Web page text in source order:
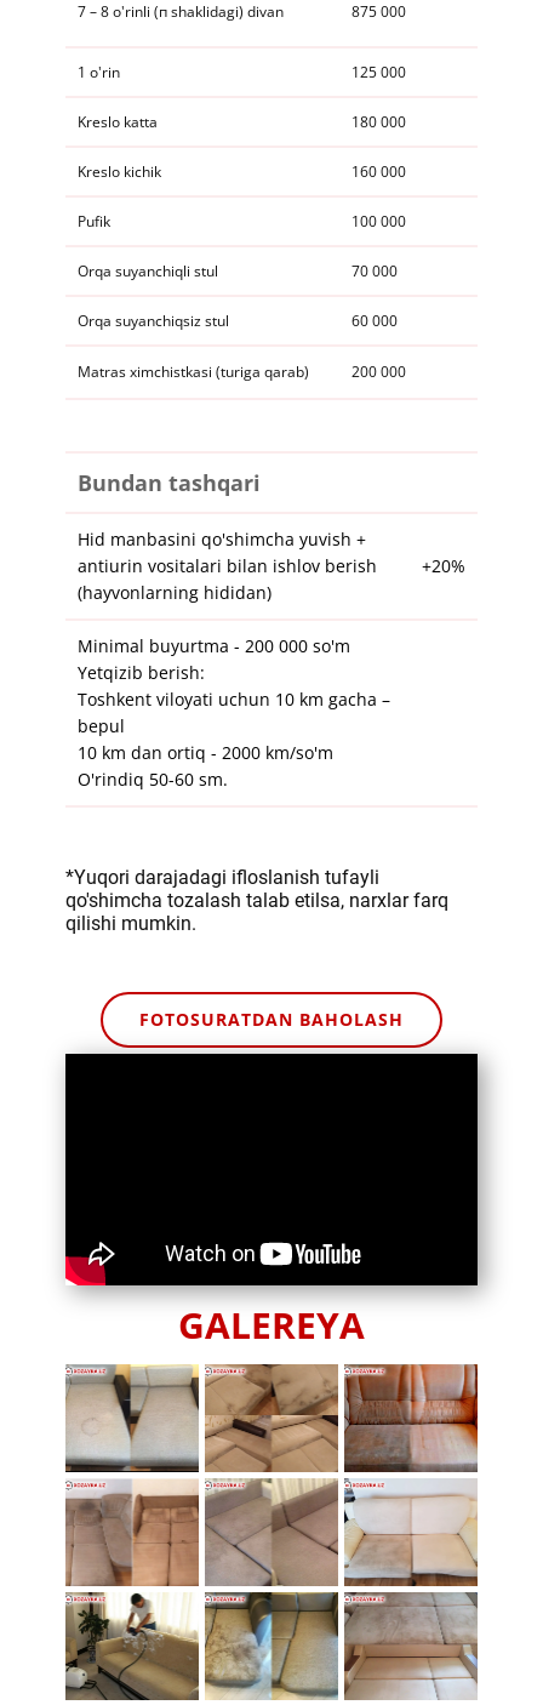
​​​7 – 8 o'rinli (п shaklidagi) divan 875 000
​1 o'rin 125 000
​​Kreslo katta 180 000
​​Kreslo kichik ​160 000
Pufik ​100 000
​​​Orqa suyanchiqli stul 70 000
​​​Orqa suyanchiqsiz stul 60 000
Matras ximchistkasi (turiga qarab) 200 000​
​​Bundan tashqari
​​Hid manbasini qo'shimcha yuvish +
antiurin vositalari bilan ishlov berish
(hayvonlarning hididan)
+20%
​​Minimal buyurtma - 200 000 so'm
Yetqizib berish:
Toshkent viloyati uchun 10 km gacha –
bepul
10 km dan ortiq - 2000 km/so'm
O'rindiq 50-60 sm.
​*Yuqori darajadagi ifloslanish tufayli
qo'shimcha tozalash talab etilsa, narxlar farq
qilishi mumkin.
​​FOTOSURATDAN BAHOLASH
GALEREYA